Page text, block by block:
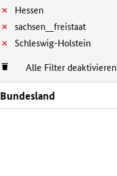
Hessen
sachsen__freistaat
Schleswig-Holstein
Alle Filter deaktivieren
Bundesland